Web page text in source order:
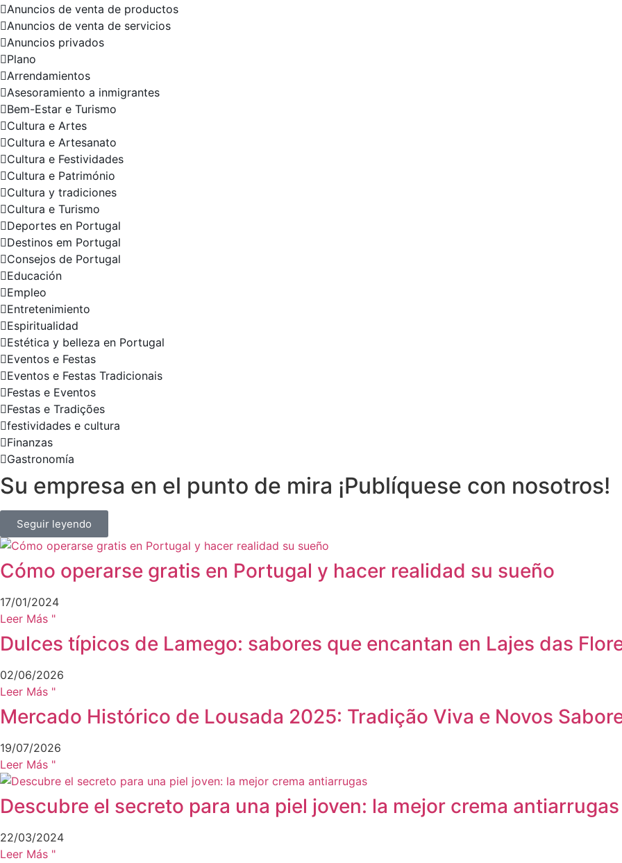
Anuncios de venta de productos
Anuncios de venta de servicios
Anuncios privados
Plano
Arrendamientos
Asesoramiento a inmigrantes
Bem-Estar e Turismo
Cultura e Artes
Cultura e Artesanato
Cultura e Festividades
Cultura e Património
Cultura y tradiciones
Cultura e Turismo
Deportes en Portugal
Destinos em Portugal
Consejos de Portugal
Educación
Empleo
Entretenimiento
Espiritualidad
Estética y belleza en Portugal
Eventos e Festas
Eventos e Festas Tradicionais
Festas e Eventos
Festas e Tradições
festividades e cultura
Finanzas
Gastronomía
Su empresa en el punto de mira ¡Publíquese con nosotros!
Seguir leyendo
Cómo operarse gratis en Portugal y hacer realidad su sueño
17/01/2024
Leer Más "
Dulces típicos de Lamego: sabores que encantan en Lajes das
02/06/2026
Leer Más "
Mercado Histórico de Lousada 2025: Tradição Viva e Novos
19/07/2026
Leer Más "
Descubre el secreto para una piel joven: la mejor crema antiarrugas
22/03/2024
Leer Más "